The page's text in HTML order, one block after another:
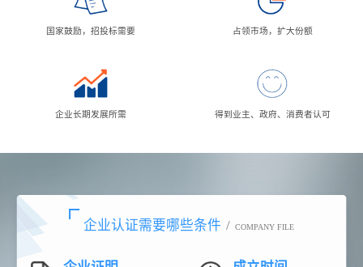
国家鼓励，招投标需要 占领市场，扩大份额
企业长期发展所需 得到业主、政府、消费者认可
企业认证需要哪些条件 / COMPANY FILE